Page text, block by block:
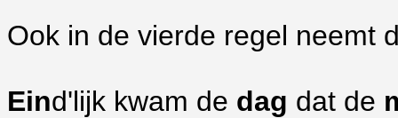
Ook in de vierde regel neemt
Eind'lijk kwam de dag dat de